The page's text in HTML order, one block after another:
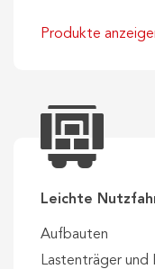
Produkte
Leichte
Aufbauten
Lastenträger und